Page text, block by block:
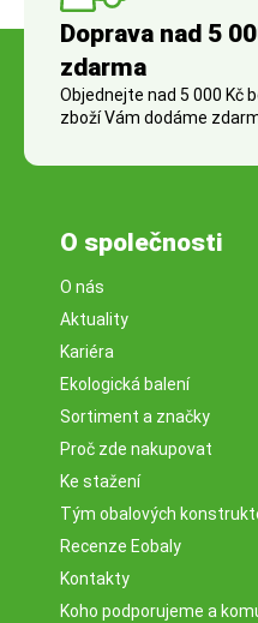
Doprava nad 5
zdarma
Objednejte nad 5 000 Kč
zboží Vám dodáme
O společnosti
O nás
Aktuality
Kariéra
Ekologická balení
Sortiment a značky
Proč zde nakupovat
Ke stažení
Tým obalových
Recenze Eobaly
Kontakty
Koho podporujeme a